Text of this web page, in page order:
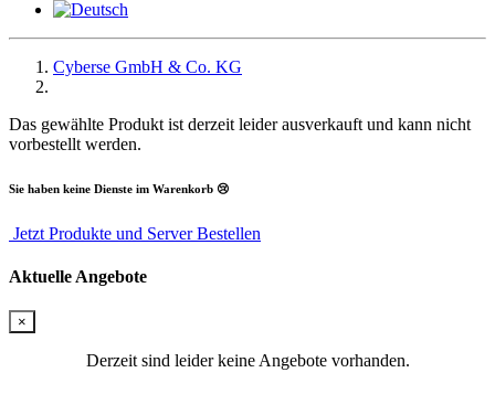
Cyberse GmbH & Co. KG
Das gewählte Produkt ist derzeit leider ausverkauft und kann nicht
vorbestellt werden.
Sie haben keine Dienste im Warenkorb 😢
Jetzt Produkte und Server Bestellen
Aktuelle Angebote
×
Derzeit sind leider keine Angebote vorhanden.